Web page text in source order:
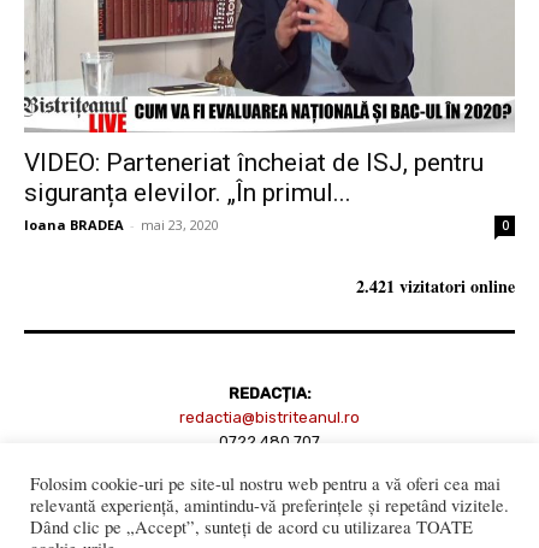
VIDEO: Parteneriat încheiat de ISJ, pentru
siguranța elevilor. „În primul...
Ioana BRADEA - mai 23, 2020 0
2.421 vizitatori online
REDACȚIA:
redactia@bistriteanul.ro
0722.480.707
PUBLICITATE:
publicitate@bistriteanul.ro
Folosim cookie-uri pe site-ul nostru web pentru a vă oferi cea mai
relevantă experiență, amintindu-vă preferințele și repetând vizitele.
Dând clic pe „Accept”, sunteți de acord cu utilizarea TOATE